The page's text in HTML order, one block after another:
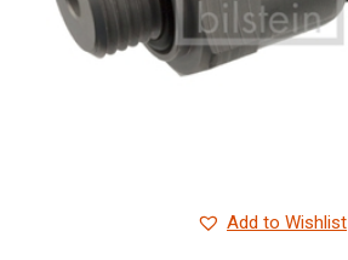
Add to Wishlist